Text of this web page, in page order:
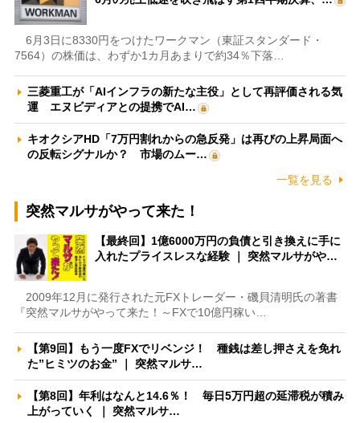
6月3日に8330円をつけたワークマン（東証スタンダード・
7564）の株価は、わずか1カ月あまりで約34％下落…
三菱重工が「AIインフラの新たな主役」として再評価される気
運 エヌビディアとの提携でAI…
キオクシアHD「7万円割れからの急反発」は再びの上昇局面へ
の反転シグナルか？ 市場のムー…
一覧を見る
突然マルサがやって来た！
【最終回】1億6000万円の負債と引き換えに手に
入れたプライスレスな経験 ｜ 突然マルサがや…
2009年12月に発行された元FXトレーダー・磯貝清明氏の著書
『突然マルサがやって来た！～FXで10億円稼い…
【第9回】もう一度FXでリベンジ！ 種銭は差し押さえを免れ
た”ヒミツのお金” ｜ 突然マルサ…
【第8回】年利はなんと14.6％！ 毎日5万円超の延滞税が積み
上がっていく ｜ 突然マルサ…